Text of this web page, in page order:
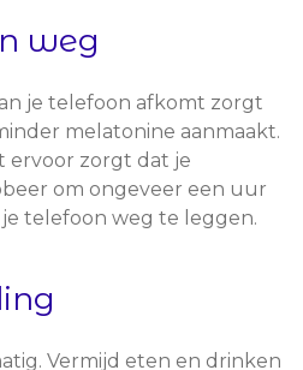
weg
je telefoon afkomt zorgt
melatonine aanmaakt.
ervoor zorgt dat je
om ongeveer een uur
telefoon weg te leggen.
Vermijd eten en drinken